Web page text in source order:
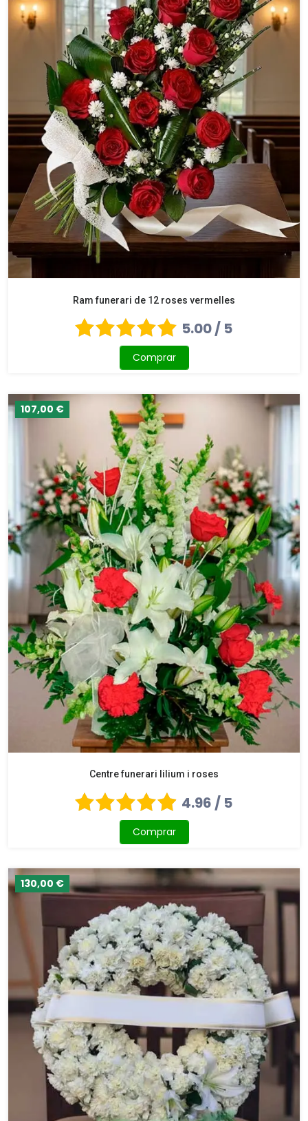
Ram funerari de 12 roses vermelles
5.00 / 5
Comprar
107,00 €
Centre funerari lilium i roses
4.96 / 5
Comprar
130,00 €